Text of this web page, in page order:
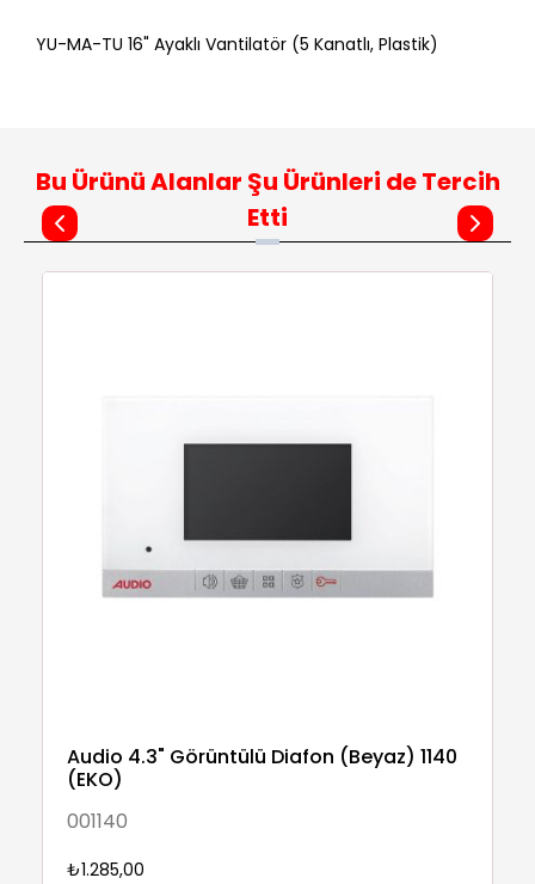
YU-MA-TU 16" Ayaklı Vantilatör (5 Kanatlı, Plastik)
Bu Ürünü Alanlar Şu Ürünleri de Tercih
Etti
Audio 4.3" Görüntülü Diafon (Beyaz) 1140
(EKO)
001140
₺1.285,00